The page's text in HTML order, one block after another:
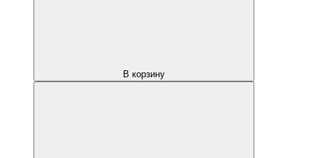
В корзину